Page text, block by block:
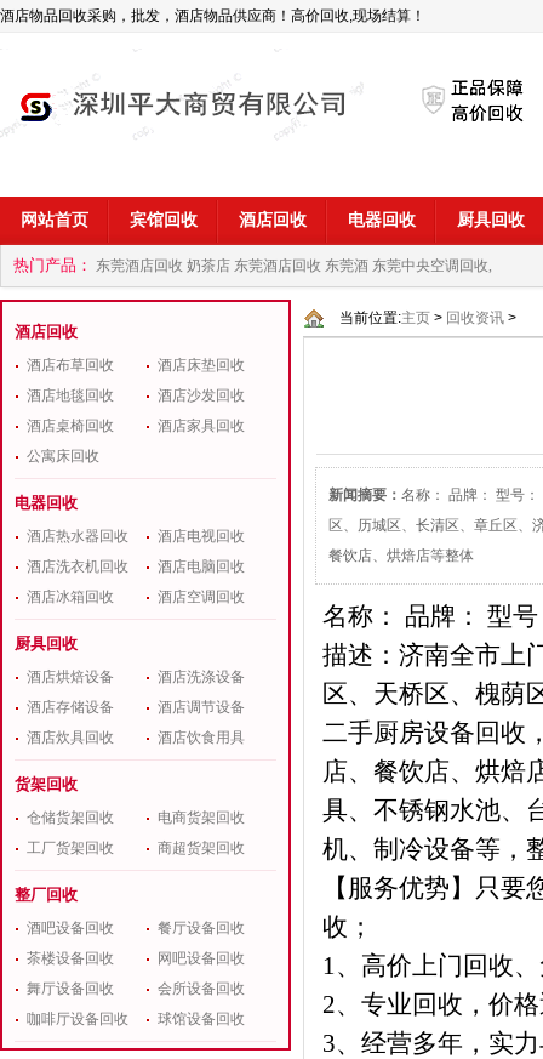
酒店物品回收采购，批发，酒店物品供应商！高价回收,现场结算！
网站首页 宾馆回收 酒店回收 电器回收 厨具回收
热门产品： 东莞酒店回收 奶茶店 东莞酒店回收 东莞酒 东莞中央空调回收,
商 深圳酒店用品回收公司
酒店回收
酒店布草回收
酒店床垫回收
酒店地毯回收
酒店沙发回收
酒店桌椅回收
酒店家具回收
公寓床回收
电器回收
酒店热水器回收
酒店电视回收
酒店洗衣机回收
酒店电脑回收
酒店冰箱回收
酒店空调回收
厨具回收
酒店烘焙设备
酒店洗涤设备
酒店存储设备
酒店调节设备
酒店炊具回收
酒店饮食用具
货架回收
仓储货架回收
电商货架回收
工厂货架回收
商超货架回收
整厂回收
酒吧设备回收
餐厅设备回收
茶楼设备回收
网吧设备回收
舞厅设备回收
会所设备回收
咖啡厅设备回收
球馆设备回收
当前位置:主页 > 回收资讯 >
新闻摘要： 名称： 品牌： 型号
区、历城区、长清区、章丘区、
餐饮店、烘焙店等整体
名称： 品牌： 型
描述：济南全市上
区、天桥区、槐荫
二手厨房设备回收
店、餐饮店、烘焙
具、不锈钢水池、
机、制冷设备等，
【服务优势】只
收；
1、高价上门回收
2、专业回收，价
3、经营多年，实